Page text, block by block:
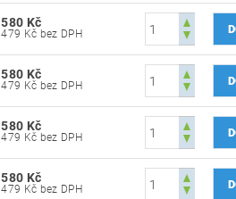
580 Kč
479 Kč bez DPH
580 Kč
479 Kč bez DPH
580 Kč
479 Kč bez DPH
580 Kč
479 Kč bez DPH